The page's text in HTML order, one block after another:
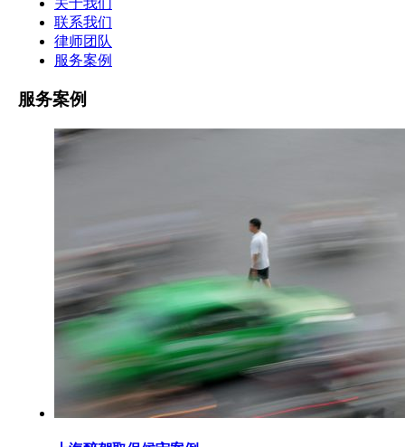
关于我们
联系我们
律师团队
服务案例
服务案例